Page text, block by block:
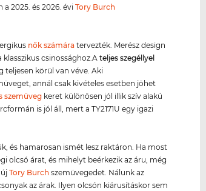
2025. és 2026. éviTory Burch
nők számára tervezték. Merész design
klasszikus csinossághoz.Ateljes szegéllyel
teljesen körül van véve. Aki
annál csak kivételes esetben jöhet
szemüveg keret különösen jól illik szív alakú
is jól áll, mert a TY2171U egy igazi
és hamarosan ismét lesz raktáron. Ha most
olcsó árat, és mihelyt beérkezik az áru, még
újTory Burch szemüvegedet. Nálunk az
az árak. Ilyen olcsón kiárusításkor sem